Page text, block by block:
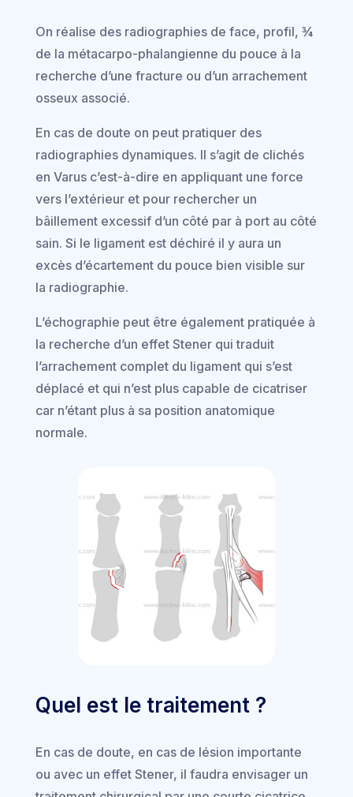
On réalise des radiographies de face, profil, ¾
de la métacarpo-phalangienne du pouce à la
recherche d’une fracture ou d’un arrachement
osseux associé.
En cas de doute on peut pratiquer des
radiographies dynamiques. Il s’agit de clichés
en Varus c’est-à-dire en appliquant une force
vers l’extérieur et pour rechercher un
bâillement excessif d’un côté par à port au côté
sain. Si le ligament est déchiré il y aura un
excès d’écartement du pouce bien visible sur
la radiographie.
L’échographie peut être également pratiquée à
la recherche d’un effet Stener qui traduit
l’arrachement complet du ligament qui s’est
déplacé et qui n’est plus capable de cicatriser
car n’étant plus à sa position anatomique
normale.
Quel est le traitement ?
En cas de doute, en cas de lésion importante
ou avec un effet Stener, il faudra envisager un